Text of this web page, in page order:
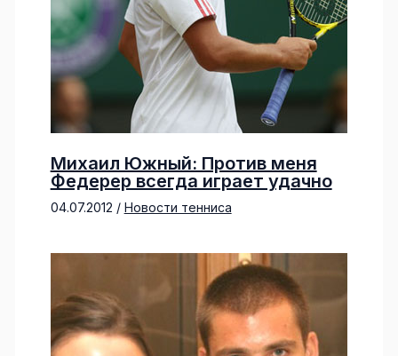
Михаил Южный: Против меня
Федерер всегда играет удачно
04.07.2012 / Новости тенниса